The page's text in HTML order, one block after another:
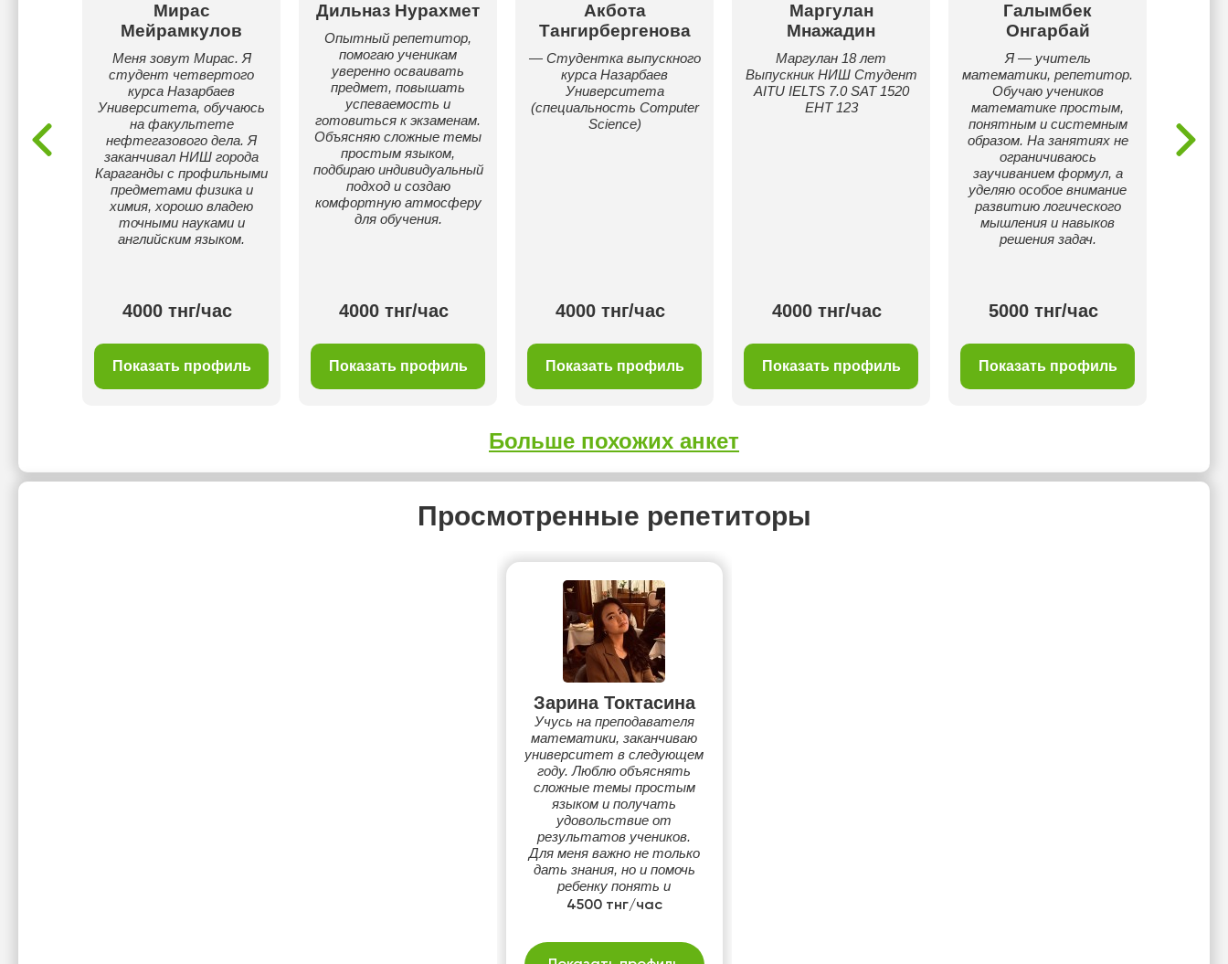
Мирас
Мейрамкулов
Меня зовут Мирас. Я
студент четвертого
курса Назарбаев
Университета, обучаюсь
на факультете
нефтегазового дела. Я
заканчивал НИШ города
Караганды с профильными
предметами физика и
химия, хорошо владею
точными науками и
английским языком.
4000 тнг/час
Показать профиль
Дильназ Нурахмет
Опытный репетитор,
помогаю ученикам
уверенно осваивать
предмет, повышать
успеваемость и
готовиться к экзаменам.
Объясняю сложные темы
простым языком,
подбираю индивидуальный
подход и создаю
комфортную атмосферу
для обучения.
4000 тнг/час
Показать профиль
Акбота
Тангирбергенова
— Студентка выпускного
курса Назарбаев
Университета
(специальность Computer
Science)
4000 тнг/час
Показать профиль
Маргулан
Мнажадин
Маргулан 18 лет
Выпускник НИШ Студент
AITU IELTS 7.0 SAT 1520
ЕНТ 123
4000 тнг/час
Показать профиль
Галымбек
Онгарбай
Я — учитель
математики, репетитор.
Обучаю учеников
математике простым,
понятным и системным
образом. На занятиях не
ограничиваюсь
заучиванием формул, а
уделяю особое внимание
развитию логического
мышления и навыков
решения задач.
5000 тнг/час
Показать профиль
а
Больше похожих анкет
Просмотренные репетиторы
Зарина Токтасина
Учусь на преподавателя
математики, заканчиваю
университет в следующем
году. Люблю объяснять
сложные темы простым
языком и получать
удовольствие от
результатов учеников.
Для меня важно не только
дать знания, но и помочь
ребенку понять и
полюбить предмет.
4500 тнг/час